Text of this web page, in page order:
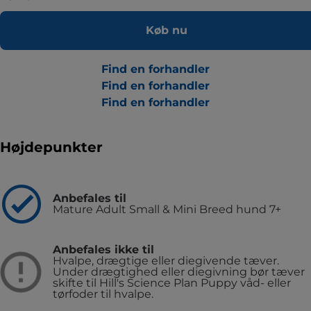
Køb nu
Find en forhandler
Find en forhandler
Find en forhandler
Højdepunkter
Anbefales til
Mature Adult Small & Mini Breed hund 7+
Anbefales ikke til
Hvalpe, drægtige eller diegivende tæver.
Under drægtighed eller diegivning bør tæver
skifte til Hill's Science Plan Puppy våd- eller
tørfoder til hvalpe.